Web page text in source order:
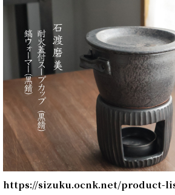
https://sizuku.ocnk.net/product-